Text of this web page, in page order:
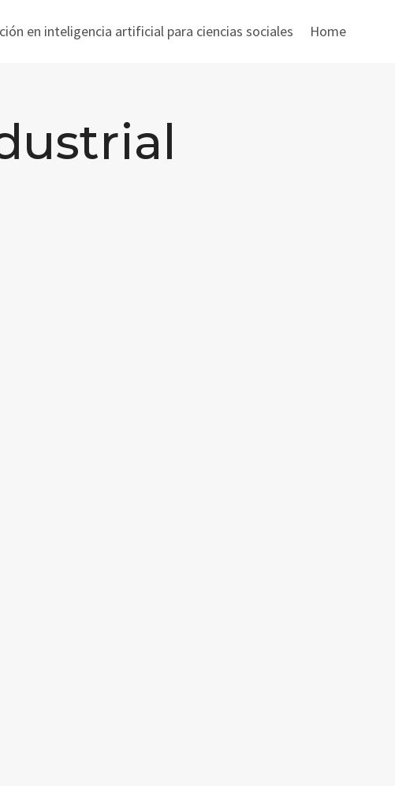
en inteligencia artificial para ciencias sociales Home